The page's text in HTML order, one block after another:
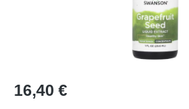
Regulärer Preis:
16,40 €